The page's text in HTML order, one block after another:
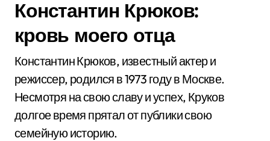
Константин Крюков:
кровь моего отца
Константин Крюков, известный актер и
режиссер, родился в 1973 году в Москве.
Несмотря на свою славу и успех, Круков
долгое время прятал от публики свою
семейную историю.